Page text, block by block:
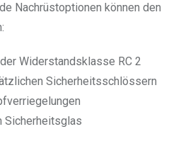
Nachrüstoptionen können den
Widerstandsklasse RC 2
Sicherheitsschlössern
Sicherheitsglas